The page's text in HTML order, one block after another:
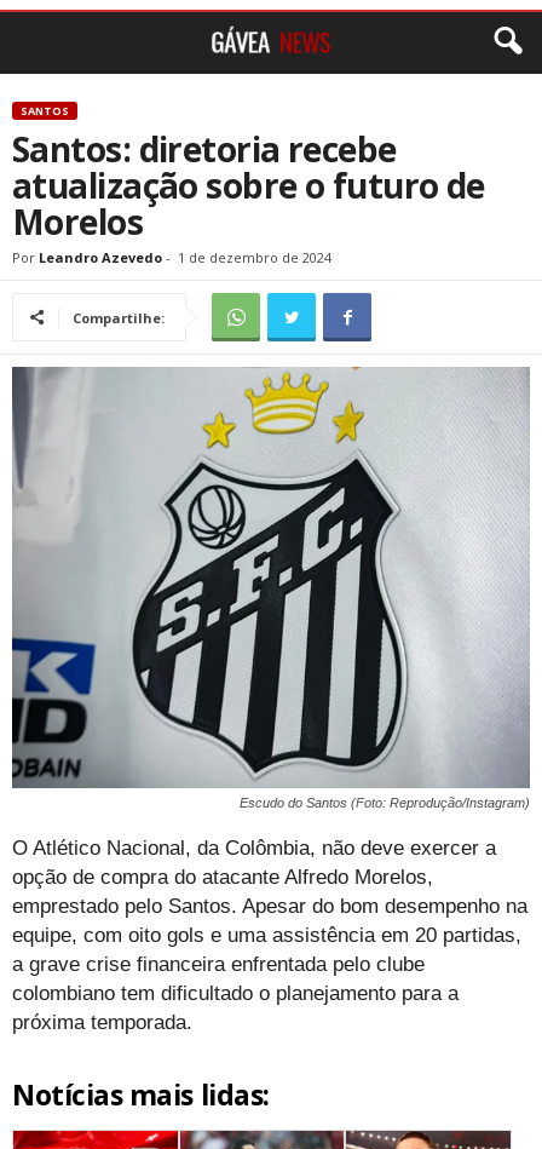
SANTOS
Santos: diretoria recebe
atualização sobre o futuro de
Morelos
Por Leandro Azevedo - 1 de dezembro de 2024
Compartilhe:
Escudo do Santos (Foto: Reprodução/Instagram)
O Atlético Nacional, da Colômbia, não deve exercer a
opção de compra do atacante Alfredo Morelos,
emprestado pelo Santos. Apesar do bom desempenho na
equipe, com oito gols e uma assistência em 20 partidas,
a grave crise financeira enfrentada pelo clube
colombiano tem dificultado o planejamento para a
próxima temporada.
Notícias mais lidas: